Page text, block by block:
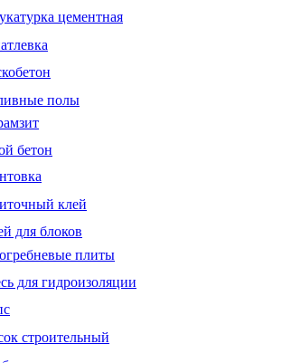
цементная
полы
бетон
клей
для блоков
плиты
для гидроизоляции
строительный